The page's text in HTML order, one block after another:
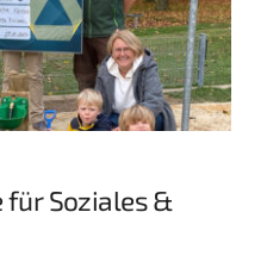
für Soziales &